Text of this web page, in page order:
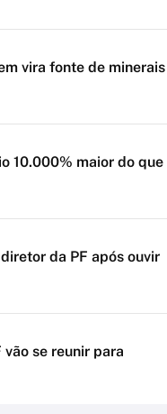
vira fonte de minerais
10.000% maior do que
da PF após ouvir
se reunir para